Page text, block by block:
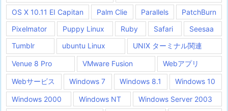
OS X 10.11 EI Capitan
Palm Clie Parallels
PatchBurn
Pixelmator
Puppy Linux Ruby Safari
Seesaa
Tumblr
ubuntu Linux UNIX ターミナル関連
Venue 8 Pro VMware Fusion Webアプリ
Webサービス Windows 7 Windows 8.1 Windows 10
Windows 2000 Windows NT
Windows Server 2003